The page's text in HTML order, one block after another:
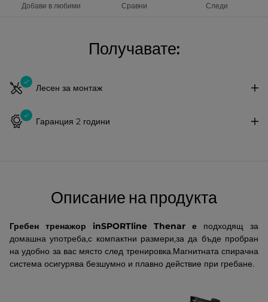
Добави в любими Сравни Следи
Получавате:
Лесен за монтаж
Гаранция 2 години
Описание на продукта
Гребен тренажор inSPORTline Thenar е подходящ за
домашна употреба,с компактни размери,за да бъде пробран
на удобно за вас място след тренировка.Магнитната спирачна
система осигурява безшумно и плавно действие при гребане.